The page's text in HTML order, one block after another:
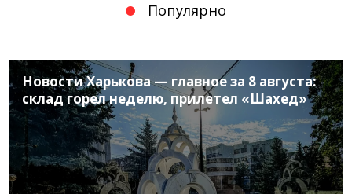
Популярно
Новости Харькова — главное за 8 августа:
склад горел неделю, прилетел «Шахед»